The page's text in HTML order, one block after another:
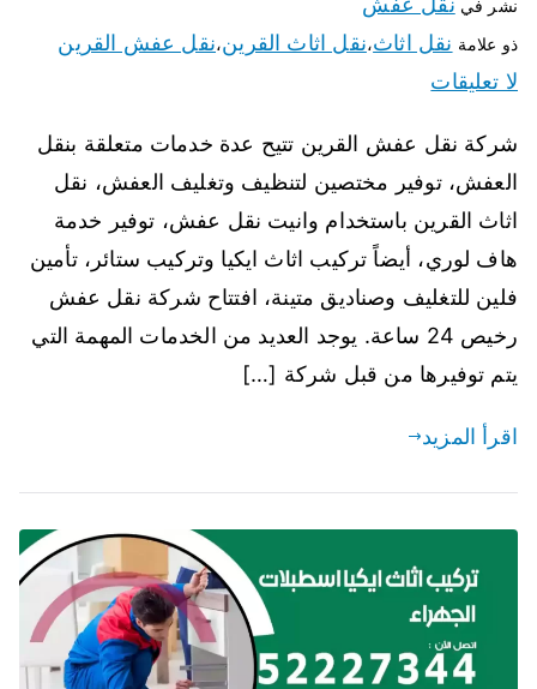
نشر في
ذو علامة نقل اثاث،نقل اثاث القرين،نقل عفش القرين
لا تعليقات
شركة نقل عفش القرين تتيح عدة خدمات متعلقة بنقل
العفش، توفير مختصين لتنظيف وتغليف العفش، نقل
اثاث القرين باستخدام وانيت نقل عفش، توفير خدمة
هاف لوري، أيضاً تركيب اثاث ايكيا وتركيب ستائر، تأمين
فلين للتغليف وصناديق متينة، افتتاح شركة نقل عفش
رخيص 24 ساعة. يوجد العديد من الخدمات المهمة التي
يتم توفيرها من قبل شركة […]
اقرأ المزيد